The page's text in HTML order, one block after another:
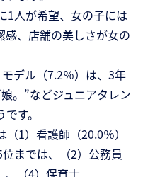
1人が希望、女の子には
感、店舗の美しさが女の
デル（7.2％）は、3年
。”などジュニアタレン
す。
1）看護師（20.0％）
までは、（2）公務員
、（4）保育士